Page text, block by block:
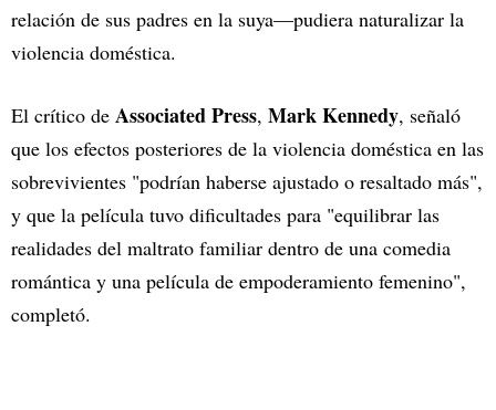
relación de sus padres en la suya—pudiera naturalizar la
violencia doméstica.
El crítico de Associated Press, Mark Kennedy, señaló
que los efectos posteriores de la violencia doméstica en las
sobrevivientes "podrían haberse ajustado o resaltado más",
y que la película tuvo dificultades para "equilibrar las
realidades del maltrato familiar dentro de una comedia
romántica y una película de empoderamiento femenino",
completó.